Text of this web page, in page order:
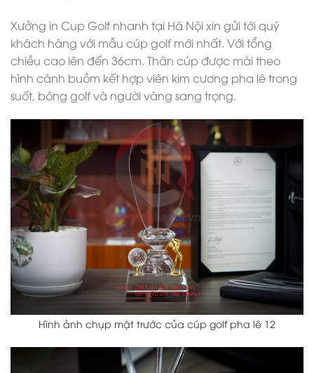
Xưởng in Cup Golf nhanh tại Hà Nội xin gửi tới quý
khách hàng với mẫu cúp golf mới nhất. Với tổng
chiều cao lên đến 36cm. Thân cúp được mài theo
hình cánh buồm kết hợp viên kim cương pha lê trong
suốt, bóng golf và người vàng sang trọng.
Hình ảnh chụp mặt trước của cúp golf pha lê 12